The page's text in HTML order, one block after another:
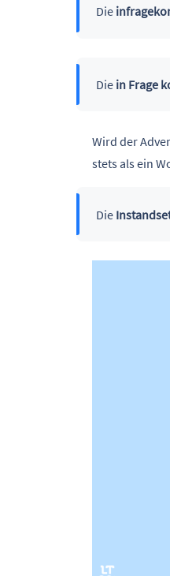
Die
Die in Frage
Wird der
stets als ein
Die